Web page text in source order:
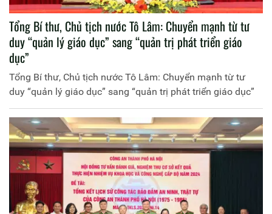
Tổng Bí thư, Chủ tịch nước Tô Lâm: Chuyển mạnh từ tư
duy “quản lý giáo dục” sang “quản trị phát triển giáo
dục”
Tổng Bí thư, Chủ tịch nước Tô Lâm: Chuyển mạnh từ tư
duy “quản lý giáo dục” sang “quản trị phát triển giáo dục”